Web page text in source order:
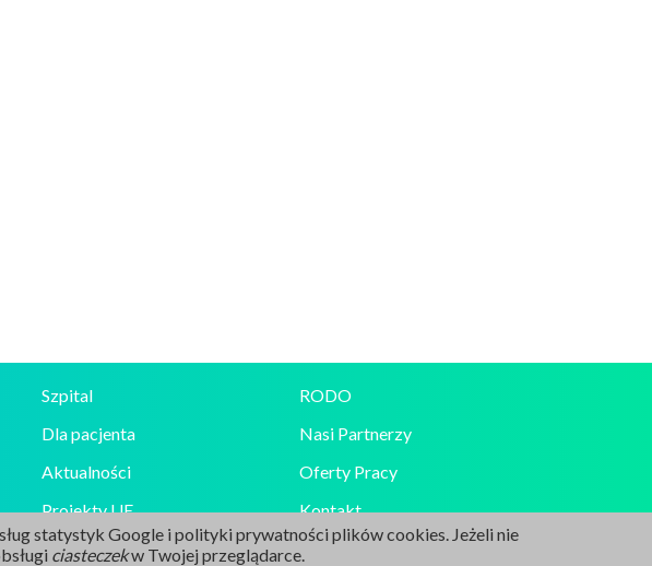
Szpital
Dla pacjenta
Aktualności
Projekty UE
Ogłoszenia i Zamówienia
RODO
Nasi Partnerzy
Oferty Pracy
Kontakt
Dofinansowania
statystyk Google i polityki prywatności plików cookies. Jeżeli nie
ciasteczekw Twojej przeglądarce.